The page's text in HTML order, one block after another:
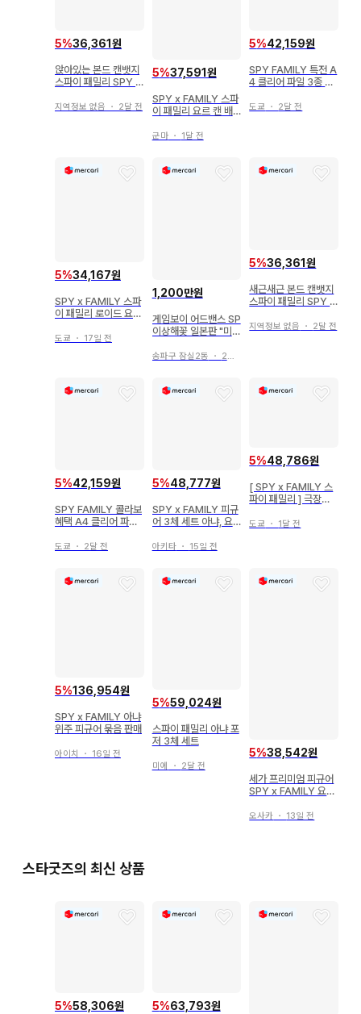
5%36,361원
앉아있는 본드 캔뱃지
스파이 패밀리 SPY x
지역정보 없음 ・ 2달 전
5%37,591원
SPY x FAMILY 스파
이 패밀리 요르 캔 배
군마・ 1달 전
5%42,159원
SPY FAMILY 특전 A
4 클리어 파일 3종 아
도쿄 ・ 2달 전
5%34,167원
SPY x FAMILY 스파
이 패밀리 로이드 요르
도쿄 ・ 17일 전
1,200만원
게임보이 어드밴스 SP
이상해꽃 일본판 "미개
VGA 9.2
송파구 잠실2동 ・ 2일 전
5%36,361원
새근새근 본드 캔뱃지
스파이 패밀리 SPY x
지역정보 없음 ・ 2달 전
5%42,159원
SPY FAMILY 콜라보
혜택 A4 클리어 파일
도쿄 ・ 2달 전
5%48,777원
SPY x FAMILY 피규
어 3체 세트 아냐, 요
아키타・ 15일 전
5%48,786원
[ SPY x FAMILY 스
파이 패밀리 ] 극장판
도쿄 ・ 1달 전
5%136,954원
SPY x FAMILY 아냐
위주 피규어 묶음 판매
아이치 ・ 16일 전
5%59,024원
스파이 패밀리 아냐 포
저 3체 세트
미에 ・ 2달 전
5%38,542원
세가 프리미엄 피규어
SPY x FAMILY 요르
오사카 ・ 13일 전
스타굿즈의 최신 상품
5%58,306원 5%63,793원